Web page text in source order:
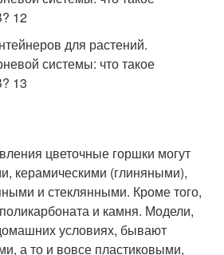
цветочные горшки могут
керамическими (глиняными),
и стеклянными. Кроме того,
и камня. Модели,
условиях, бывают
а то и вовсе пластиковыми,